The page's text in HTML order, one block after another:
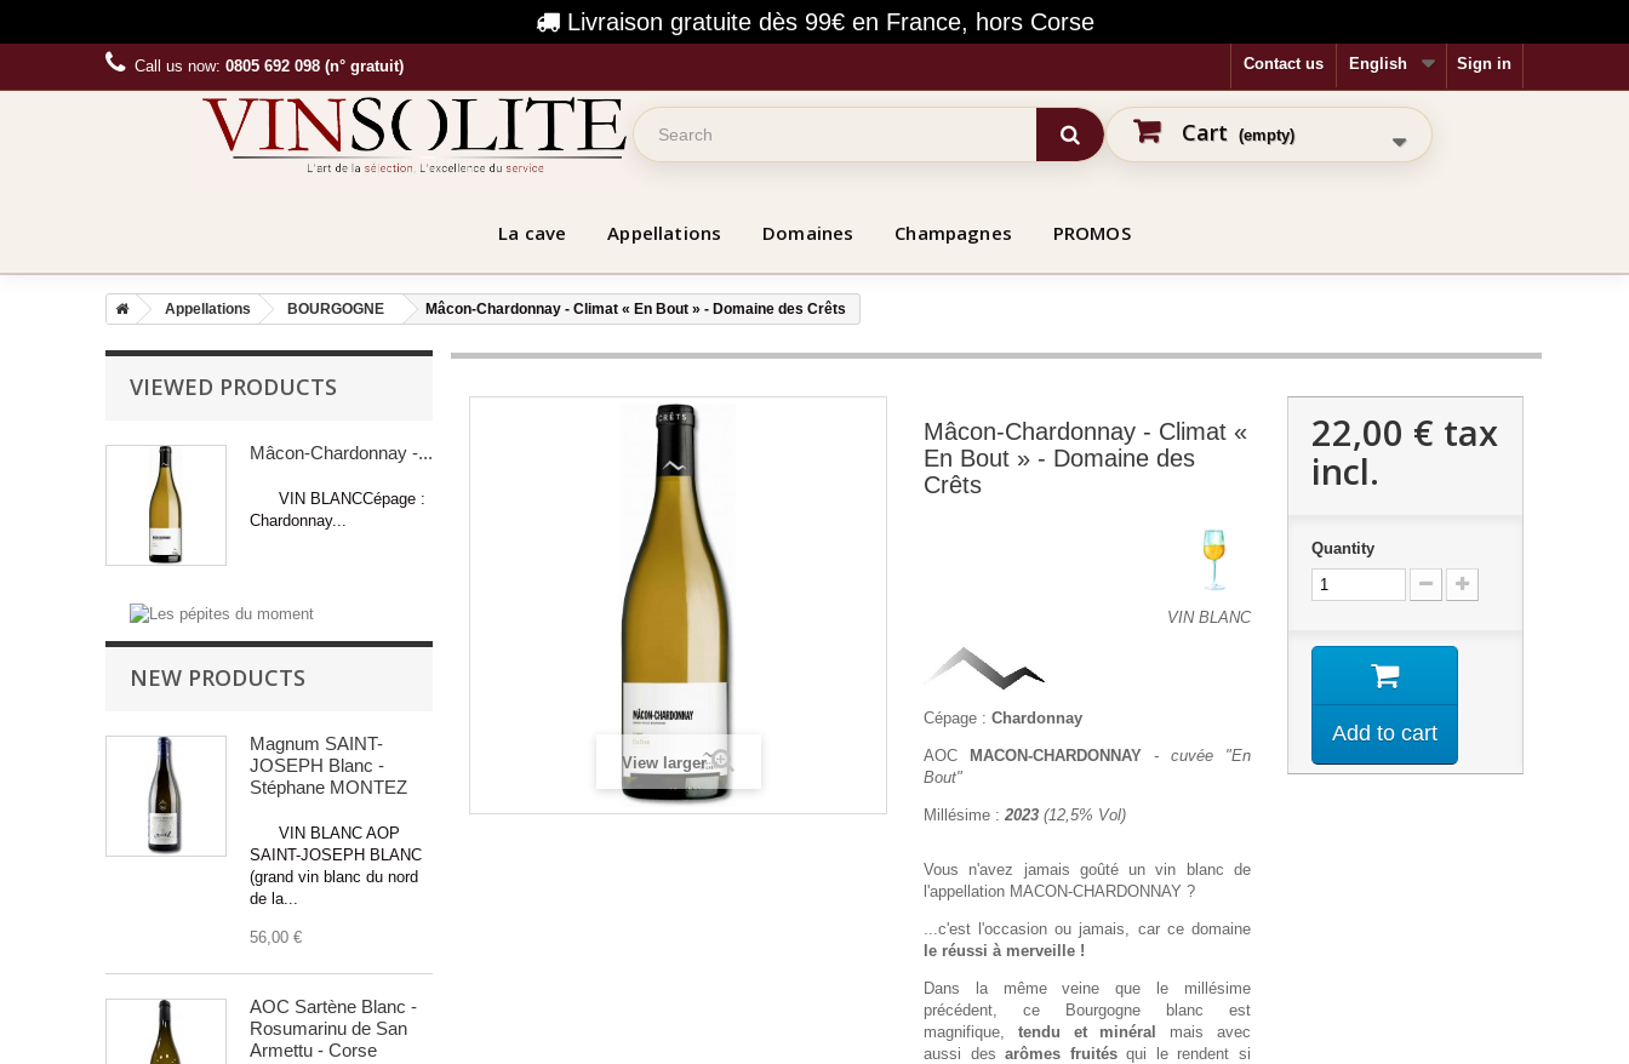
Livraison gratuite dès 99€ en France, hors Corse
Sign in
English
Contact us
Call us now: 0805 692 098 (n° gratuit)
Cart (empty)
La cave Appellations Domaines Champagnes PROMOS
Appellations BOURGOGNE Mâcon-Chardonnay - Climat « En Bout » - Domaine des Crêts
VIEWED PRODUCTS
Mâcon-Chardonnay -...
VIN BLANCCépage :
Chardonnay...
NEW PRODUCTS
Magnum SAINT-
JOSEPH Blanc -
Stéphane MONTEZ
VIN BLANC AOP
SAINT-JOSEPH BLANC
(grand vin blanc du nord
de la...
56,00 €
AOC Sartène Blanc -
Rosumarinu de San
Armettu - Corse
View larger
Mâcon-Chardonnay - Climat «
En Bout » - Domaine des
Crêts
VIN BLANC
Cépage : Chardonnay
AOC MACON-CHARDONNAY - cuvée "En
Bout"
Millésime : 2023 (12,5% Vol)
Vous n'avez jamais goûté un vin blanc de
l'appellation MACON-CHARDONNAY ?
...c'est l'occasion ou jamais, car ce domaine
le réussi à merveille !
Dans la même veine que le millésime
précédent, ce Bourgogne blanc est
magnifique, tendu et minéral
mais avec
aussi desarômes fruitésqui le rendent si
22,00 € tax
incl.
Quantity
Add to cart